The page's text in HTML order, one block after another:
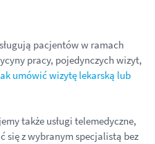
pacjentów w ramach
pracy, pojedynczych wizyt,
umówić wizytę lekarską lub
także usługi telemedyczne,
się z wybranym specjalistą bez